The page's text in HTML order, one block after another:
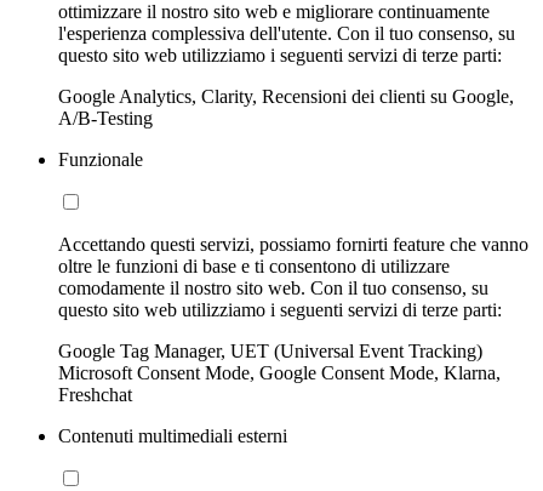
ottimizzare il nostro sito web e migliorare continuamente
l'esperienza complessiva dell'utente. Con il tuo consenso, su
questo sito web utilizziamo i seguenti servizi di terze parti:
Google Analytics, Clarity, Recensioni dei clienti su Google,
A/B-Testing
Funzionale
Accettando questi servizi, possiamo fornirti feature che vanno
oltre le funzioni di base e ti consentono di utilizzare
comodamente il nostro sito web. Con il tuo consenso, su
questo sito web utilizziamo i seguenti servizi di terze parti:
Google Tag Manager, UET (Universal Event Tracking)
Microsoft Consent Mode, Google Consent Mode, Klarna,
Freshchat
Contenuti multimediali esterni